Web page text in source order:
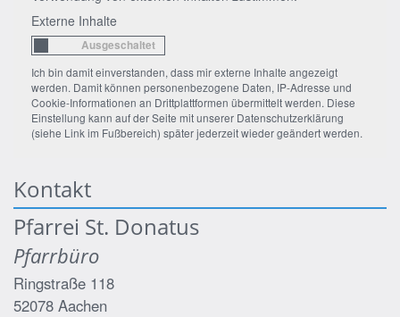
Externe Inhalte
Ich bin damit einverstanden, dass mir externe Inhalte angezeigt
werden. Damit können personenbezogene Daten, IP-Adresse und
Cookie-Informationen an Drittplattformen übermittelt werden. Diese
Einstellung kann auf der Seite mit unserer Datenschutzerklärung
(siehe Link im Fußbereich) später jederzeit wieder geändert werden.
Kontakt
Pfarrei St. Donatus
Pfarrbüro
Ringstraße 118
52078 Aachen